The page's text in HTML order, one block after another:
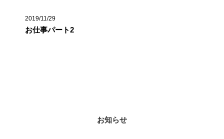
2019/11/29
お仕事パート2
お知らせ